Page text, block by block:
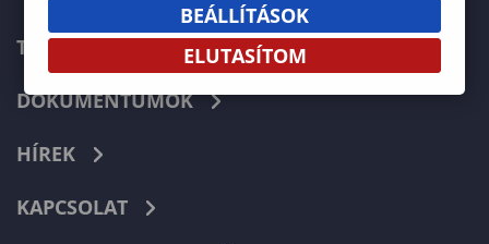
TELEFONKÖNYV
DOKUMENTUMOK
HÍREK
KAPCSOLAT
BEÁLLÍTÁSOK
ELUTASÍTOM